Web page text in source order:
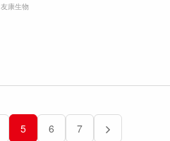
友康生物
5 6 7